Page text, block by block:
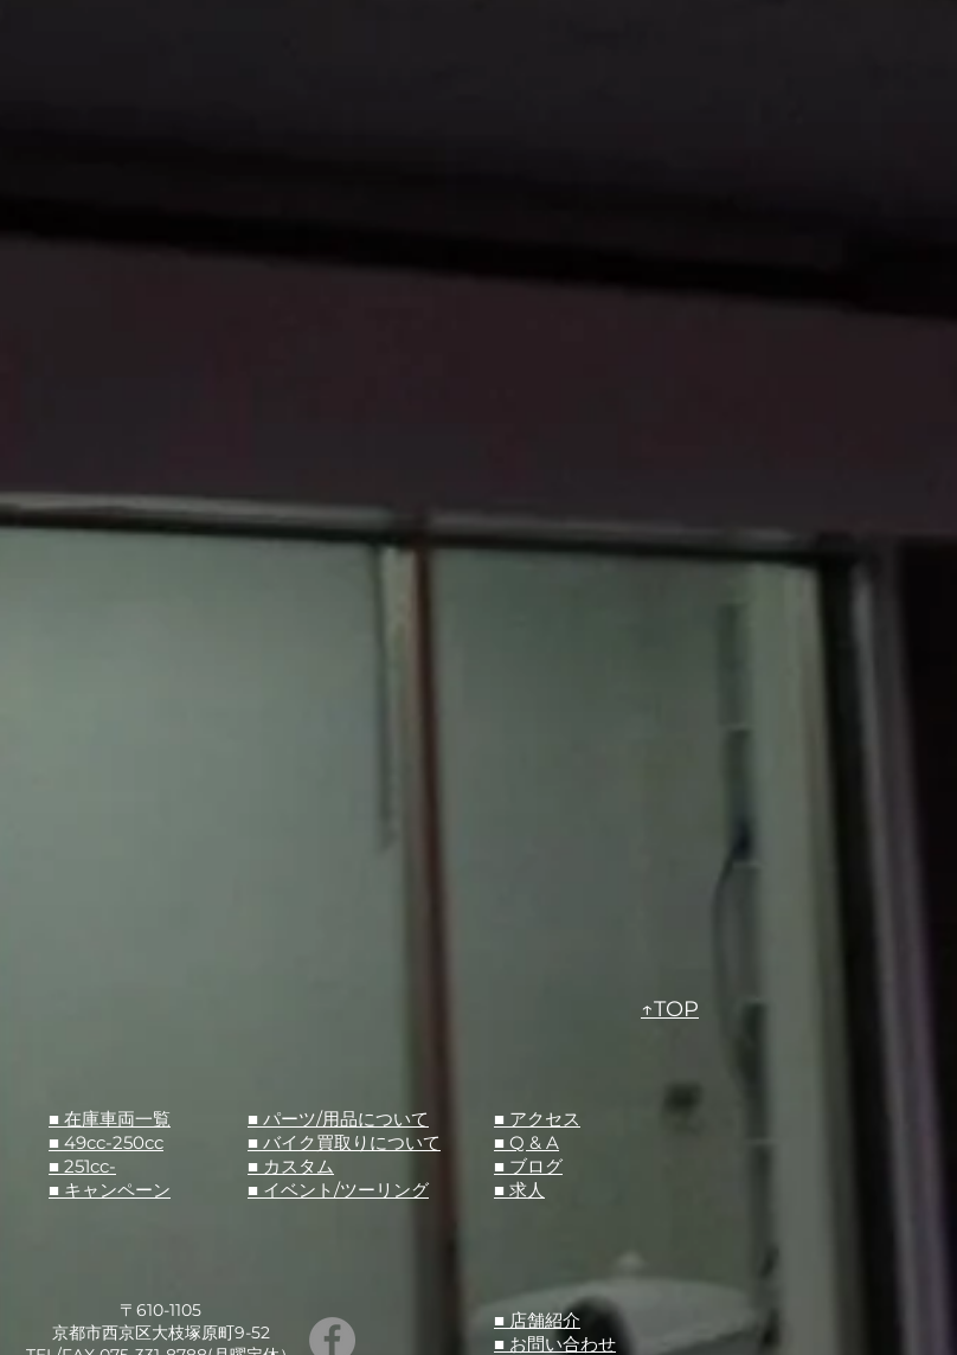
■ 在庫車両一覧
■ 49cc-250cc
■ 251cc-
■ キャンペーン
■ パーツ/用品について
​■ バイク買取りについて
​■ カスタム
​■ イベント/ツーリング
〒610-1105
京都市西京区大枝塚原町9-52
↑TOP
​■ アクセス
■ Q & A
​■ ブログ
​■ 求人
​■ 店舗紹介
■ お問い合わせ